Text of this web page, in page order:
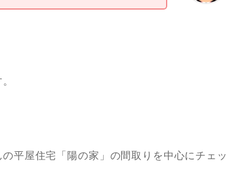
平屋住宅「陽の家」の間取りを中心にチェッ